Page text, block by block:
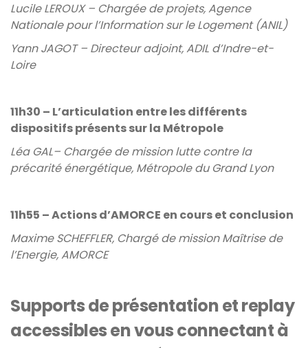
Lucile LEROUX – Chargée de projets, Agence
Nationale pour l’Information sur le Logement (ANIL)
Yann JAGOT – Directeur adjoint, ADIL d’Indre-et-
Loire
11h30 – L’articulation entre les différents
dispositifs présents sur la Métropole
Léa GAL– Chargée de mission lutte contre la
précarité énergétique, Métropole du Grand Lyon
11h55 – Actions d’AMORCE en cours et conclusion
Maxime SCHEFFLER, Chargé de mission Maîtrise de
l’Energie, AMORCE
Supports de présentation et replay
accessibles en vous connectant à